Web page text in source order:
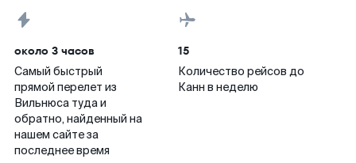
около 3 часов
Самый быстрый
прямой перелет из
Вильнюса туда и
обратно, найденный на
нашем сайте за
последнее время
15
Количество рейсов до
Канн в неделю